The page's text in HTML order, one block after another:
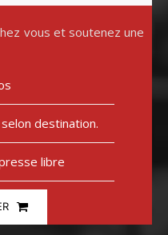
vous et soutenez une
destination.
libre